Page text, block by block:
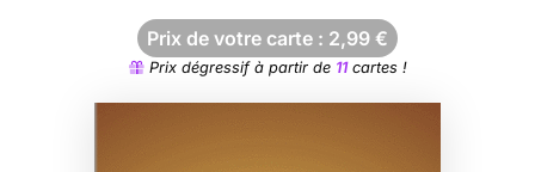
Prix de votre carte : 2,99 €
Prix dégressif à partir de 11cartes !